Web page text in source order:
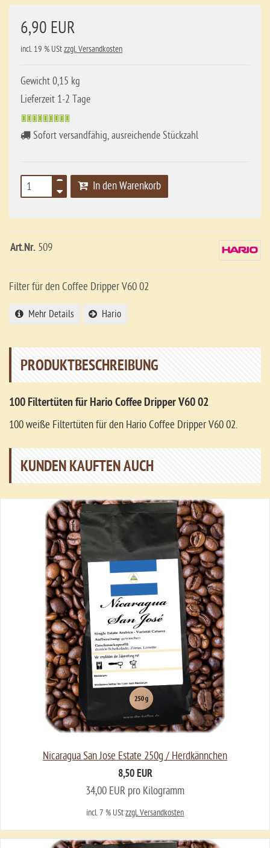
6,90 EUR
incl. 19 % UStzzgl. Versandkosten
Gewicht 0,15 kg
Lieferzeit 1-2 Tage
Sofort versandfähig, ausreichende Stückzahl
In den Warenkorb
Art.Nr. 509
Filter für den Coffee Dripper V60 02
Mehr Details Hario
PRODUKTBESCHREIBUNG
100 Filtertüten für Hario Coffee Dripper V60 02
100 weiße Filtertüten für den Hario Coffee Dripper V60 02.
KUNDEN KAUFTEN AUCH
Nicaragua San Jose Estate 250g / Herdkännchen
8,50 EUR
34,00 EUR pro Kilogramm
incl. 7 % UStzzgl. Versandkosten